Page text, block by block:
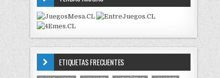
ETIQUETAS FRECUENTES